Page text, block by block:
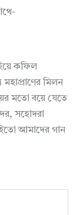
কফিল
মিলন
মতো বয়ে যেতে
সহোদরা
আমাদের গান